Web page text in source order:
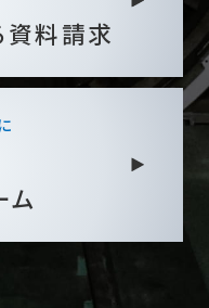
資料請求
ム